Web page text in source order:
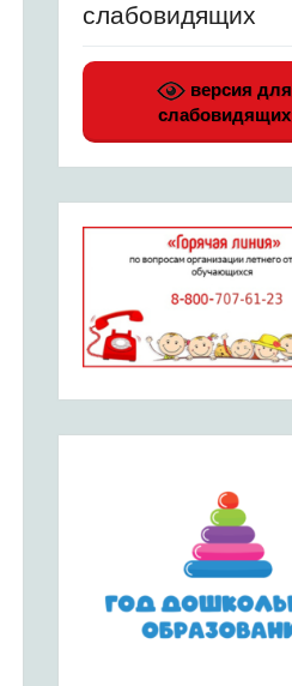
слабовидящих
версия для
слабовидящих